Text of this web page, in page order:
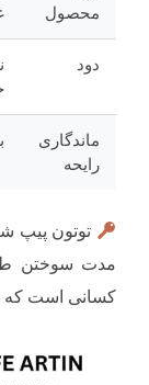
محصول
دود
ماندگاری
رایحه
توتون پیپ
مدت سوختن
کسانی است که